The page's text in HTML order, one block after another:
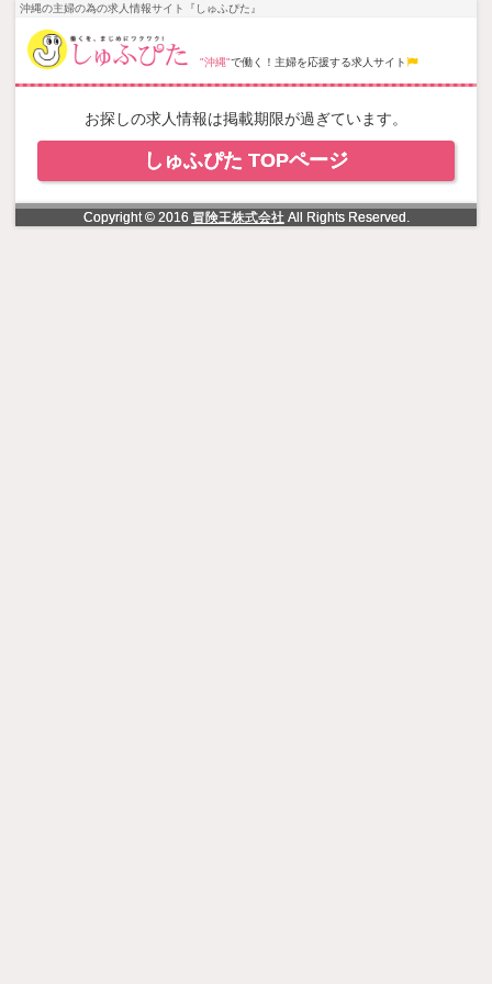
NowLoading
沖縄の主婦の為の求人情報サイト『しゅふぴた』
"沖縄"で働く！主婦を応援する求人サイト
お探しの求人情報は掲載期限が過ぎています。
しゅふぴた TOPページ
Copyright © 2016 冒険王株式会社All Rights Reserved.